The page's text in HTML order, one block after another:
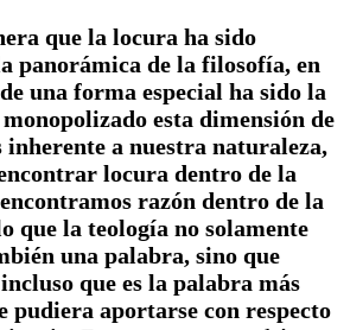
que la locura ha sido
panorámica de la filosofía, en
una forma especial ha sido la
esta dimensión de
inherente a nuestra naturaleza,
locura dentro de la
razón dentro de la
que la teología no solamente
una palabra, sino que
que es la palabra más
pudiera aportarse con respecto